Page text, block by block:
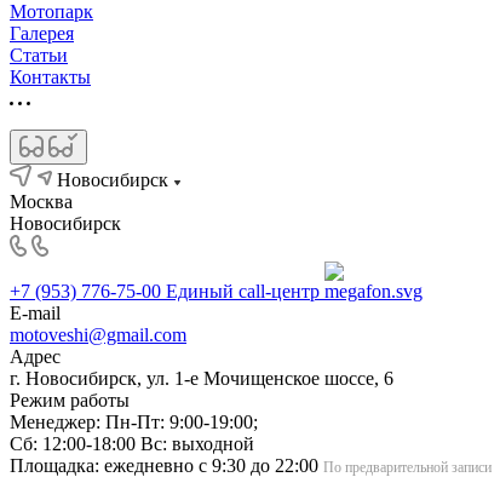
Мотопарк
Галерея
Статьи
Контакты
Новосибирск
Москва
Новосибирск
+7 (953) 776-75-00 Единый call-центр
E-mail
motoveshi@gmail.com
Адрес
г. Новосибирск, ул. 1-е Мочищенское шоссе, 6
Режим работы
Менеджер: Пн-Пт: 9:00-19:00;
Сб: 12:00-18:00 Вс: выходной
Площадка: ежедневно с 9:30 до 22:00 По предварительной записи